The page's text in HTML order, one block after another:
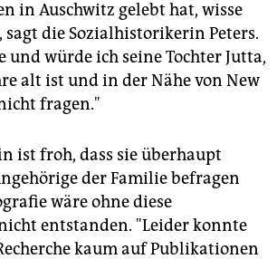
in Auschwitz gelebt hat, wisse
die Sozialhistorikerin Peters.
und würde ich seine Tochter Jutta,
alt ist und in der Nähe von New
fragen."
ist froh, dass sie überhaupt
der Familie befragen
wäre ohne diese
entstanden. "Leider konnte
kaum auf Publikationen